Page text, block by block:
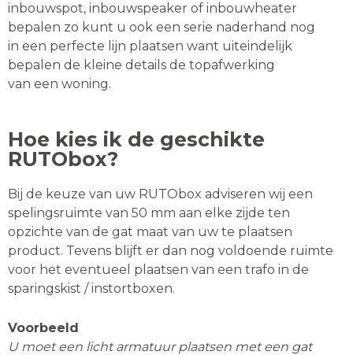
inbouwspot, inbouwspeaker of inbouwheater
bepalen zo kunt u ook een serie naderhand nog
in een perfecte lijn plaatsen want uiteindelijk
bepalen de kleine details de topafwerking
van een woning.
Hoe kies ik de geschikte
RUTObox?
Bij de keuze van uw RUTObox adviseren wij een
spelingsruimte van 50 mm aan elke zijde ten
opzichte van de gat maat van uw te plaatsen
product. Tevens blijft er dan nog voldoende ruimte
voor het eventueel plaatsen van een trafo in de
sparingskist / instortboxen.
Voorbeeld
U moet een licht armatuur plaatsen met een gat